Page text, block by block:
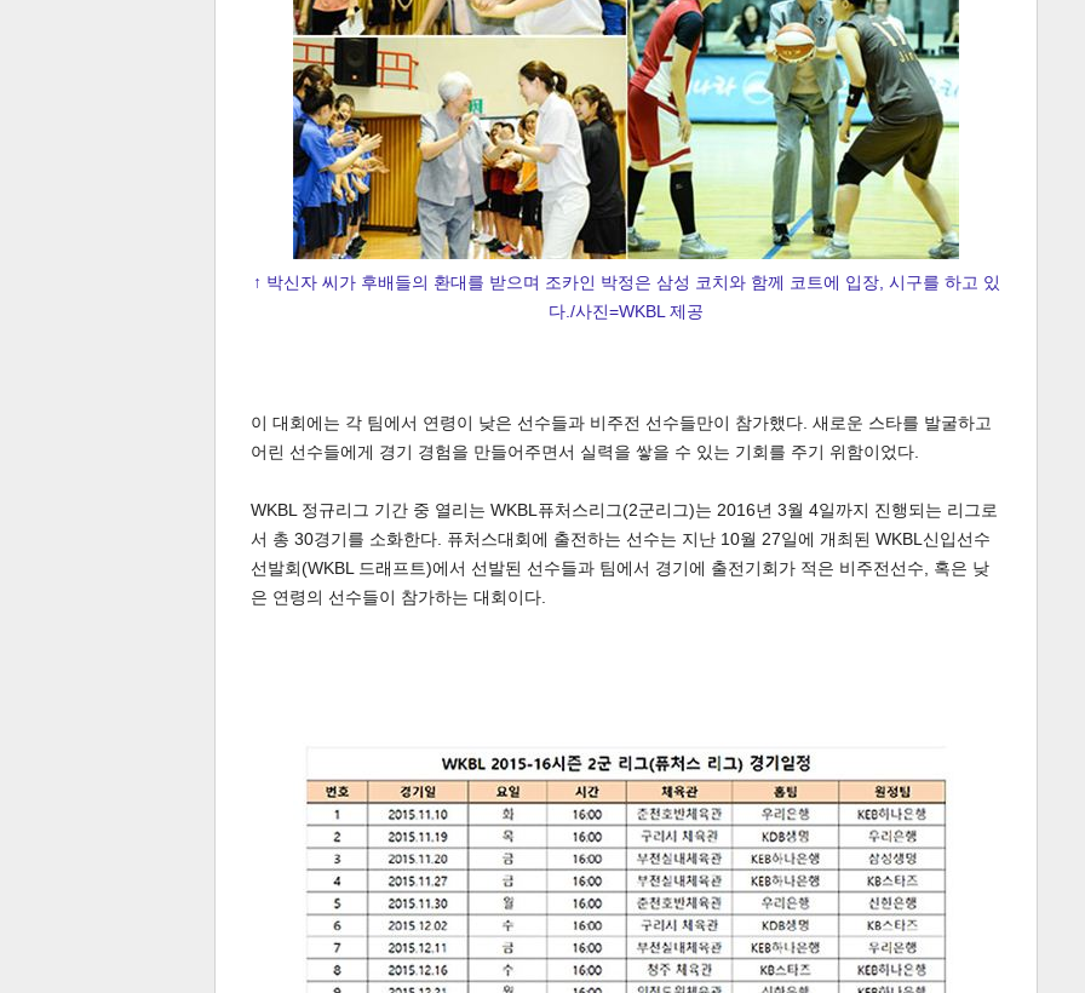
유 로그 게 소
↑ 박신자 씨가 후배들의 환대를 받으며 조카인 박정은 삼성 코치와 함께 코트에 입장, 시구를 하고 있
다./사진=WKBL 제공
이 대회에는 각 팀에서 연령이 낮은 선수들과 비주전 선수들만이 참가했다. 새로운 스타를 발굴하고
어린 선수들에게 경기 경험을 만들어주면서 실력을 쌓을 수 있는 기회를 주기 위함이었다.
WKBL 정규리그 기간 중 열리는 WKBL퓨처스리그(2군리그)는 2016년 3월 4일까지 진행되는 리그로
서 총 30경기를 소화한다. 퓨처스대회에 출전하는 선수는 지난 10월 27일에 개최된 WKBL신입선수
선발회(WKBL 드래프트)에서 선발된 선수들과 팀에서 경기에 출전기회가 적은 비주전선수, 혹은 낮
은 연령의 선수들이 참가하는 대회이다.